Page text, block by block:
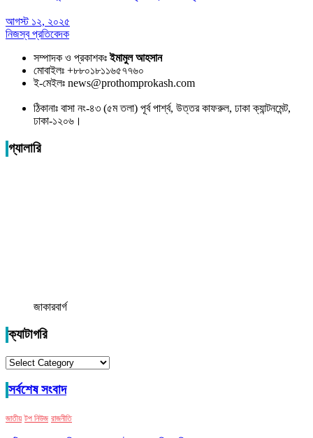
আগস্ট ১২, ২০২৫
নিজস্ব প্রতিবেদক
সম্পাদক ও প্রকাশকঃইমামুল আহসান
মোবাইলঃ +৮৮০১৮১১৬৫৭৭৬০
ই-মেইলঃ news@prothomprokash.com
ঠিকানাঃ বাসা নং-৪৩ (৫ম তলা) পূর্ব পার্শ্ব, উত্তর কাফরুল, ঢাকা ক্যান্টনমেন্ট,
ঢাকা-১২০৬।
গ্যালারি
জাকারবার্গ
ক্যাটাগরি
ক্যাটাগরি
সর্বশেষ সংবাদ
জাতীয় টপ নিউজ রাজনীতি